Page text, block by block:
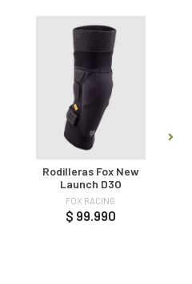
Rodilleras Fox New
Launch D3O
FOX RACING
$ 99.990